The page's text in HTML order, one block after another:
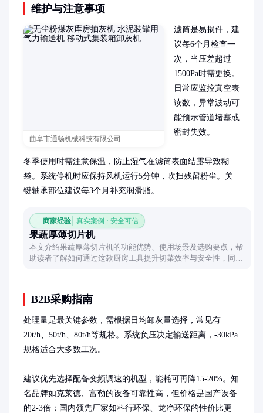
维护与注意事项
曲阜市通畅机械科技有限公司
滤筒是易损件，建
议每6个月检查一
次，当压差超过
1500Pa时需更换。
日常应监控真空表
读数，异常波动可
能预示管道堵塞或
密封失效。
冬季使用时需注意保温，防止湿气在滤筒表面结露导致糊
袋。系统停机时应保持风机运行5分钟，吹扫残留粉尘。关
键轴承部位建议每3个月补充润滑脂。
商家经验 真实案例 · 安全可信
果蔬厚薄切片机
本文介绍果蔬厚薄切片机的功能优势、使用场景及选购要点，帮
助读者了解如何通过这款厨房工具提升切菜效率与安全性，同时
B2B采购指南
处理量是最关键参数，需根据日均卸灰量选择，常见有
20t/h、50t/h、80t/h等规格。系统负压决定输送距离，-30kPa
规格适合大多数工况。
建议优先选择配备变频调速的机型，能耗可再降15-20%。知
名品牌如克莱德、富勒的设备可靠性高，但价格是国产设备
的2-3倍；国内领先厂家如科行环保、龙净环保的性价比更